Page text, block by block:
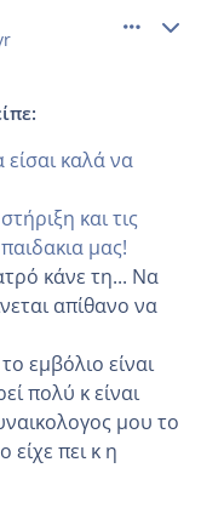
καλά να
και τις
μας!
κάνε τη... Να
απίθανο να
εμβόλιο είναι
πολύ κ είναι
μου το
είχε πει κ η